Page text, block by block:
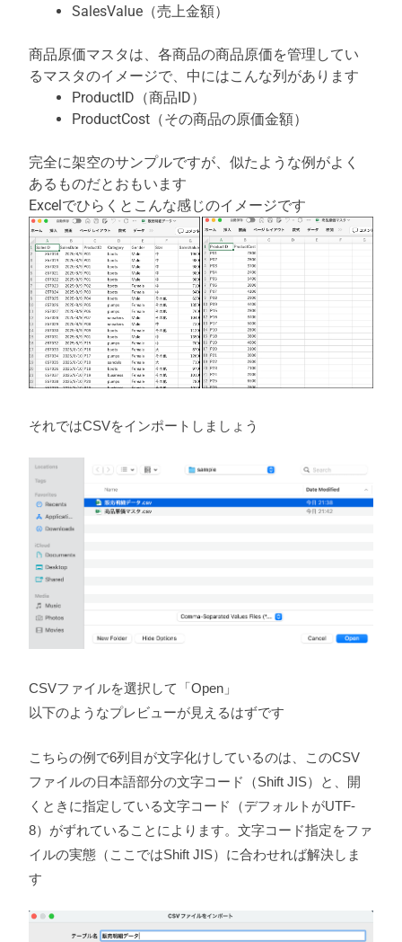
SalesValue（売上金額）
商品原価マスタは、各商品の商品原価を管理してい
るマスタのイメージで、中にはこんな列があります
ProductID（商品ID）
ProductCost（その商品の原価金額）
完全に架空のサンプルですが、似たような例がよく
あるものだとおもいます
Excelでひらくとこんな感じのイメージです
それではCSVをインポートしましょう
CSVファイルを選択して「Open」
以下のようなプレビューが見えるはずです
こちらの例で6列目が文字化けしているのは、このCSV
ファイルの日本語部分の文字コード（Shift JIS）と、開
くときに指定している文字コード（デフォルトがUTF-
8）がずれていることによります。文字コード指定をファ
イルの実態（ここではShift JIS）に合わせれば解決しま
す